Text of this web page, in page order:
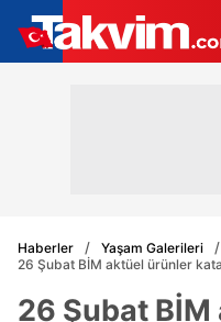
Haberler
Yaşam Galerileri
26 Şubat BİM aktüel ürünler
26 Şubat